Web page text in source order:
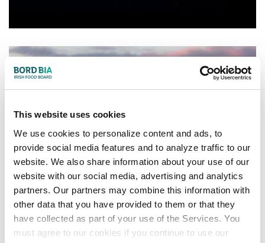
This website uses cookies
We use cookies to personalize content and ads, to
provide social media features and to analyze traffic to our
website. We also share information about your use of our
website with our social media, advertising and analytics
partners. Our partners may combine this information with
other data that you have provided to them or that they
have collected as part of your use of the Services. You
must agree to our cookies if you continue to use our